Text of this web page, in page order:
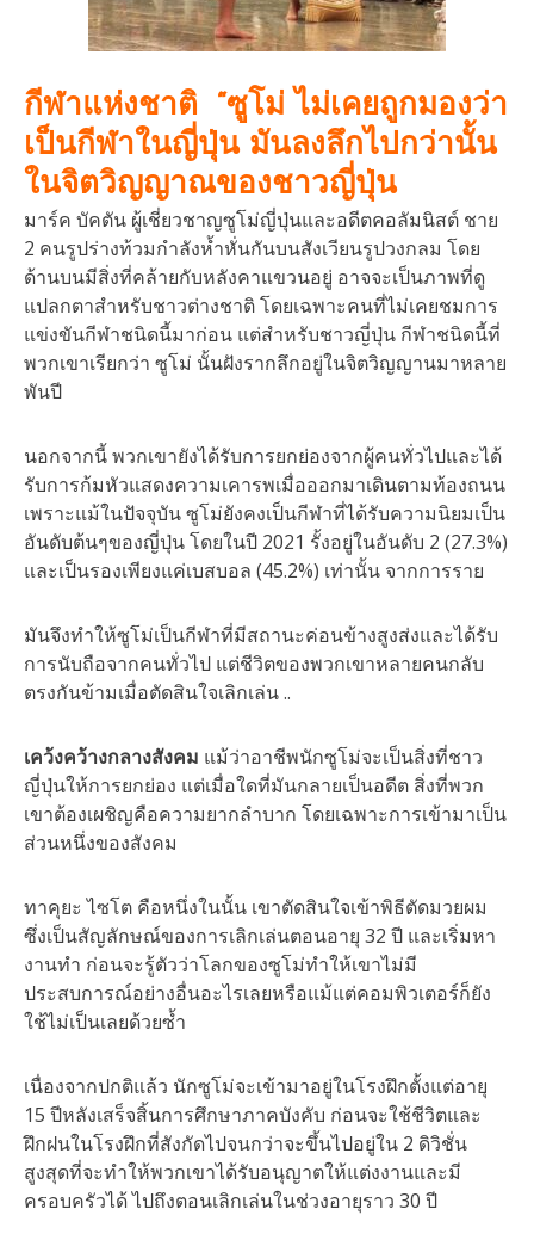
กีฬาแห่งชาติ
“ซูโม่ ไม่เคยถูกมองว่า
เป็นกีฬาในญี่ปุ่น มันลงลึกไปกว่านั้น
ในจิตวิญญาณของชาวญี่ปุ่น
มาร์ค บัคตัน ผู้เชี่ยวชาญซูโม่ญี่ปุ่นและอดีตคอลัมนิสต์ ชาย
2 คนรูปร่างท้วมกำลังห้ำหั่นกันบนสังเวียนรูปวงกลม โดย
ด้านบนมีสิ่งที่คล้ายกับหลังคาแขวนอยู่ อาจจะเป็นภาพที่ดู
แปลกตาสำหรับชาวต่างชาติ โดยเฉพาะคนที่ไม่เคยชมการ
แข่งขันกีฬาชนิดนี้มาก่อน แต่สำหรับชาวญี่ปุ่น กีฬาชนิดนี้ที่
พวกเขาเรียกว่า ซูโม่ นั้นฝังรากลึกอยู่ในจิตวิญญานมาหลาย
พันปี
นอกจากนี้ พวกเขายังได้รับการยกย่องจากผู้คนทั่วไปและได้
รับการก้มหัวแสดงความเคารพเมื่อออกมาเดินตามท้องถนน
เพราะแม้ในปัจจุบัน ซูโม่ยังคงเป็นกีฬาที่ได้รับความนิยมเป็น
อันดับต้นๆของญี่ปุ่น โดยในปี 2021 รั้งอยู่ในอันดับ 2 (27.3%)
และเป็นรองเพียงแค่เบสบอล (45.2%) เท่านั้น จากการราย
มันจึงทำให้ซูโม่เป็นกีฬาที่มีสถานะค่อนข้างสูงส่งและได้รับ
การนับถือจากคนทั่วไป แต่ชีวิตของพวกเขาหลายคนกลับ
ตรงกันข้ามเมื่อตัดสินใจเลิกเล่น ..
เคว้งคว้างกลางสังคม แม้ว่าอาชีพนักซูโม่จะเป็นสิ่งที่ชาว
ญี่ปุ่นให้การยกย่อง แต่เมื่อใดที่มันกลายเป็นอดีต สิ่งที่พวก
เขาต้องเผชิญคือความยากลำบาก โดยเฉพาะการเข้ามาเป็น
ส่วนหนึ่งของสังคม
ทาคุยะ ไซโต คือหนึ่งในนั้น เขาตัดสินใจเข้าพิธีตัดมวยผม
ซึ่งเป็นสัญลักษณ์ของการเลิกเล่นตอนอายุ 32 ปี และเริ่มหา
งานทำ ก่อนจะรู้ตัวว่าโลกของซูโม่ทำให้เขาไม่มี
ประสบการณ์อย่างอื่นอะไรเลยหรือแม้แต่คอมพิวเตอร์ก็ยัง
ใช้ไม่เป็นเลยด้วยซ้ำ
เนื่องจากปกติแล้ว นักซูโม่จะเข้ามาอยู่ในโรงฝึกตั้งแต่อายุ
15 ปีหลังเสร็จสิ้นการศึกษาภาคบังคับ ก่อนจะใช้ชีวิตและ
ฝึกฝนในโรงฝึกที่สังกัดไปจนกว่าจะขึ้นไปอยู่ใน 2 ดิวิชั่น
สูงสุดที่จะทำให้พวกเขาได้รับอนุญาตให้แต่งงานและมี
ครอบครัวได้ ไปถึงตอนเลิกเล่นในช่วงอายุราว 30 ปี